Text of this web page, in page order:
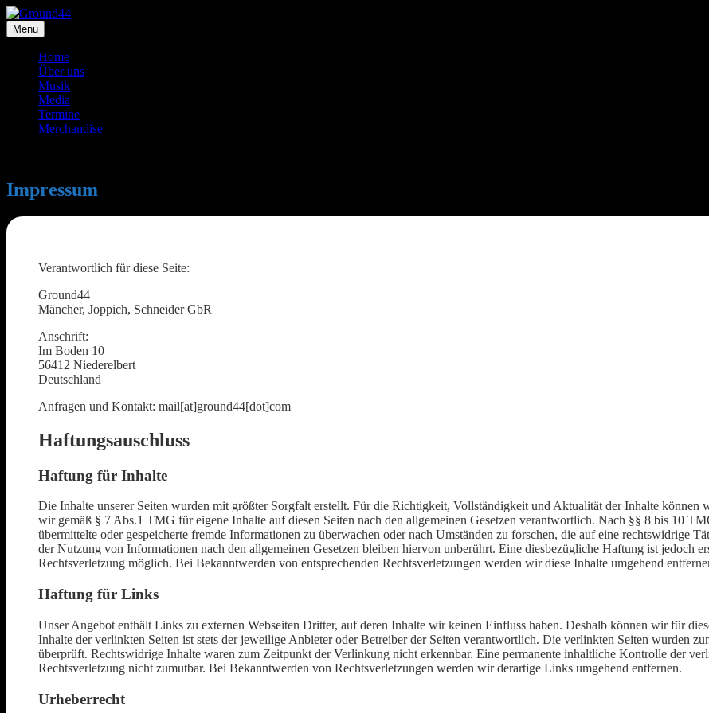
Skip
to
content
Menu
Home
Über uns
Musik
Media
Termine
Merchandise
Impressum
Verantwortlich für diese Seite:
Ground44
Mäncher, Joppich, Schneider GbR
Anschrift:
Im Boden 10
56412 Niederelbert
Deutschland
Anfragen und Kontakt: mail[at]ground44[dot]com
Haftungsauschluss
Haftung für Inhalte
Die Inhalte unserer Seiten wurden mit größter Sorgfalt erstellt. Für die Richtigkeit, Vollständigkeit und Aktualität der Inhalte können
wir gemäß § 7 Abs.1 TMG für eigene Inhalte auf diesen Seiten nach den allgemeinen Gesetzen verantwortlich. Nach §§ 8 bis 10
übermittelte oder gespeicherte fremde Informationen zu überwachen oder nach Umständen zu forschen, die auf eine rechtswidrige
der Nutzung von Informationen nach den allgemeinen Gesetzen bleiben hiervon unberührt. Eine diesbezügliche Haftung ist jedoch
Rechtsverletzung möglich. Bei Bekanntwerden von entsprechenden Rechtsverletzungen werden wir diese Inhalte umgehend
Haftung für Links
Unser Angebot enthält Links zu externen Webseiten Dritter, auf deren Inhalte wir keinen Einfluss haben. Deshalb können wir für
Inhalte der verlinkten Seiten ist stets der jeweilige Anbieter oder Betreiber der Seiten verantwortlich. Die verlinkten Seiten wurden
überprüft. Rechtswidrige Inhalte waren zum Zeitpunkt der Verlinkung nicht erkennbar. Eine permanente inhaltliche Kontrolle der
Rechtsverletzung nicht zumutbar. Bei Bekanntwerden von Rechtsverletzungen werden wir derartige Links umgehend entfernen.
Urheberrecht